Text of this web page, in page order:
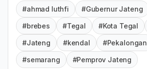
#ahmad luthfi #Gubernur Jateng
#brebes #Tegal #Kota Tegal
#Jateng #kendal #Pekalongan
#semarang #Pemprov Jateng